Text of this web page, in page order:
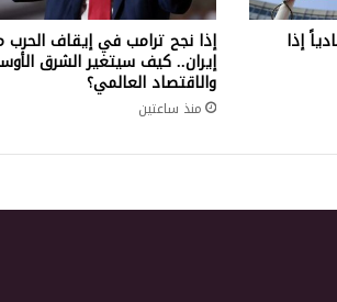
إذا إذا نجح ترامب في إيقاف الحرب
إيران.. كيف سيتغير الشرق
والاقتصاد العالمي؟
منذ ساعتين